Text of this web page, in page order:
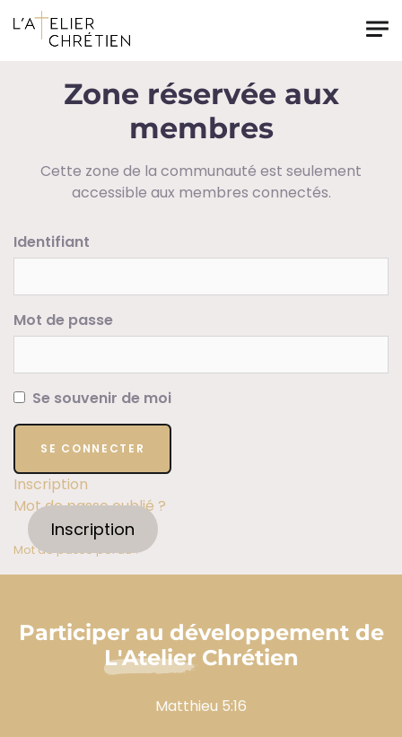
Skip to main content
Zone réservée aux
membres
Cette zone de la communauté est seulement
accessible aux membres connectés.
Identifiant
Mot de passe
Se souvenir de moi
Inscription
Mot de passe oublié ?
Inscription
Mot de passe perdu ?
Participer au développement de
L'Atelier Chrétien
Matthieu 5:16